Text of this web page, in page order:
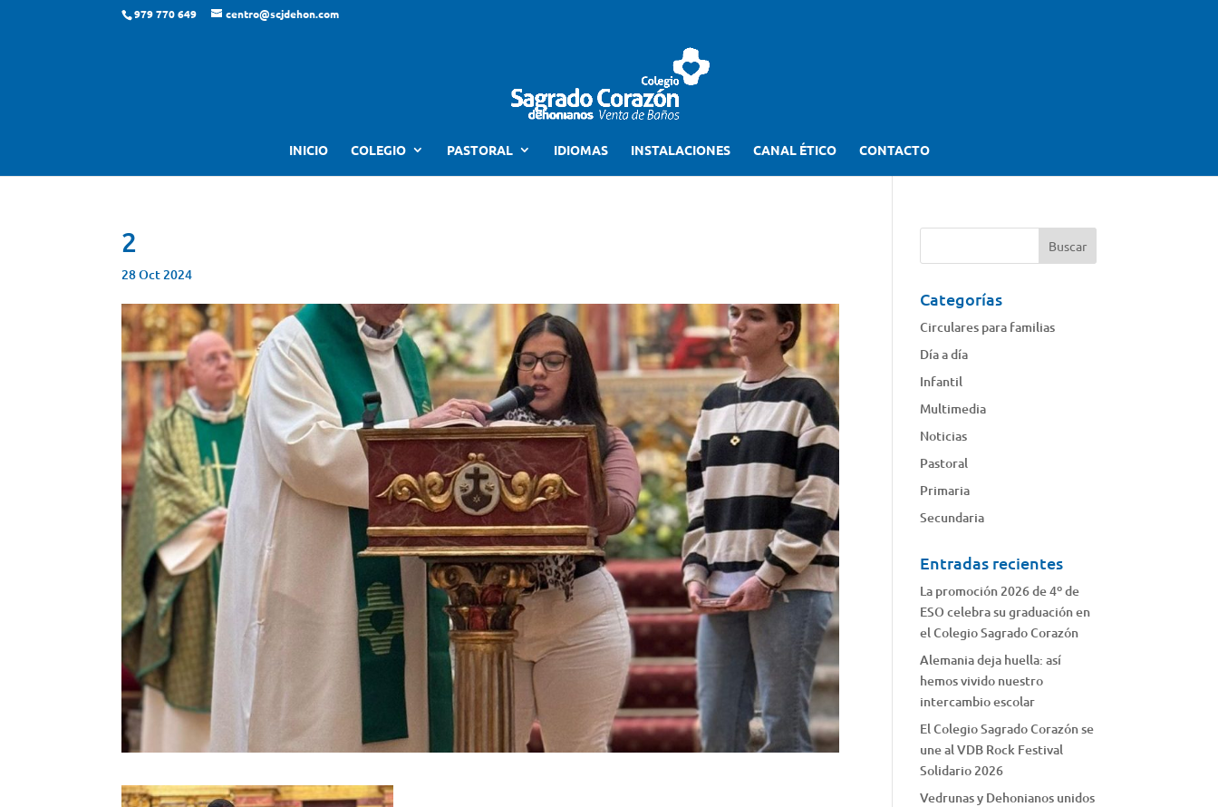
979 770 649 centro@scjdehon.com
INICIO COLEGIO PASTORAL IDIOMAS INSTALACIONES CANAL ÉTICO CONTACTO
2
28 Oct 2024
Categorías
Circulares para familias
Día a día
Infantil
Multimedia
Noticias
Pastoral
Primaria
Secundaria
Entradas recientes
La promoción 2026 de 4º de
ESO celebra su graduación en
el Colegio Sagrado Corazón
Alemania deja huella: así
hemos vivido nuestro
intercambio escolar
El Colegio Sagrado Corazón se
une al VDB Rock Festival
Solidario 2026
Vedrunas y Dehonianos unidos